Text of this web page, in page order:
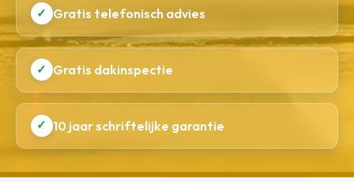
✓ Gratis telefonisch advies
✓ Gratis dakinspectie
✓ 10 jaar schriftelijke garantie